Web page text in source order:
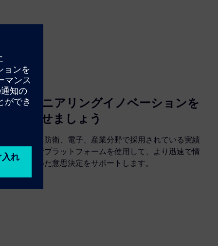
エンジニアリングイノベーションを
加速させましょう
航空宇宙、防衛、電子、産業分野で採用されている実績
のある分析プラットフォームを使用して、より迅速で情
報に基づいた意思決定をサポートします。